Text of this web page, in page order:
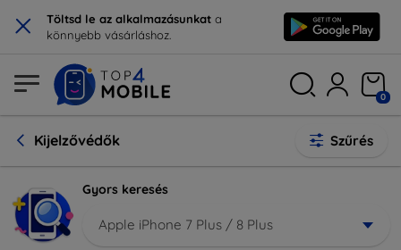
× Töltsd le az alkalmazásunkat a
könnyebb vásárláshoz.
0
Kijelzővédők Szűrés
Gyors keresés
Apple iPhone 7 Plus / 8 Plus